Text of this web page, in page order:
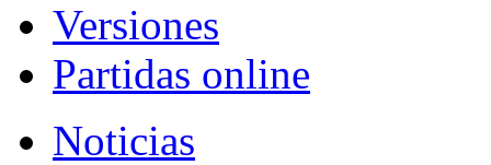
Versiones
Partidas online
Noticias